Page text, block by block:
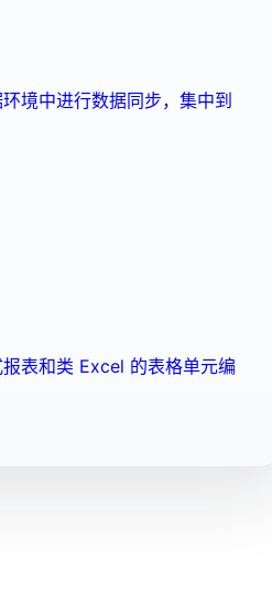
境中进行数据同步，集中到
表和类 Excel 的表格单元编